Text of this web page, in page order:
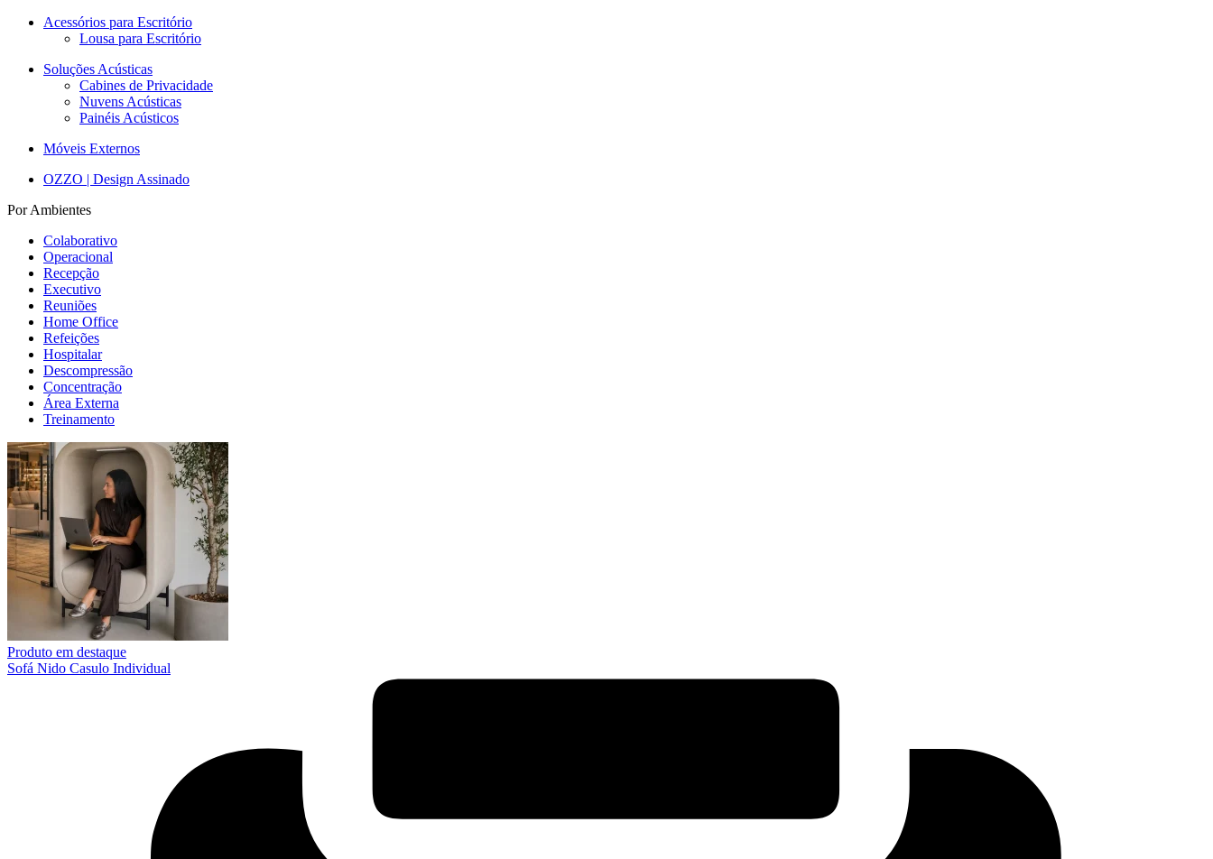
Acessórios para Escritório
Lousa para Escritório
Soluções Acústicas
Cabines de Privacidade
Nuvens Acústicas
Painéis Acústicos
Móveis Externos
OZZO | Design Assinado
Por Ambientes
Colaborativo
Operacional
Recepção
Executivo
Reuniões
Home Office
Refeições
Hospitalar
Descompressão
Concentração
Área Externa
Treinamento
Produto em destaque
Sofá Nido Casulo Individual